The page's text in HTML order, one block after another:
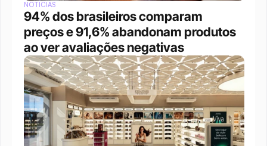
NOTÍCIAS
94% dos brasileiros comparam
preços e 91,6% abandonam produtos
ao ver avaliações negativas